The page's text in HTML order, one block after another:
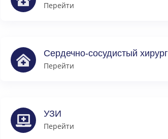
Перейти
Сердечно-сосудистый хирург
Перейти
УЗИ
Перейти